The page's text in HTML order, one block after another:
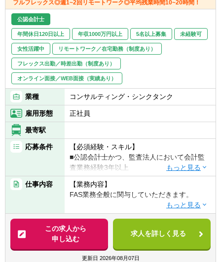
価。
■またM&A未経験者の場合は、財務DDから経
験し、その後バリュエーション、FA、PMIや
ビジネスDDなども経験してM&Aにかかる必
要業務を一気通貫に経験する機会を得られま
す。
■アソシエイト ⇒ シニアアソシエイト
⇒ アシスタントマネージャー
（チームを牽引）、専門コース（各事業部の
チームにて専門性を発揮）に分岐。シニアマ
ネージャー、ディレクター。
■事業部長 ⇒ 副部門長 ⇒ 部門長（FAS
部門のトップ）
※所属は株式会社AGSコンサルティングにな
フルフレックス◎週1~2回リモートワーク◎平均残業時間10~20時間！
公認会計士
年間休日120日以上 年収1000万円以上 5名以上募集 未経験可
女性活躍中 リモートワーク／在宅勤務（制度あり）
フレックス出勤／時差出勤（制度あり）
オンライン面接／WEB面接（実績あり）
業種 コンサルティング・シンクタンク
雇用形態 正社員
最寄駅
応募条件
【必須経験・スキル】
■公認会計士かつ、監査法人において会計監
査業務経験3年以上
【歓迎経験・スキル】
■DD業務、FA業務などのFAS業務経験
■PPAの知識を有する方
■不正調査経験（フォレンジック等）
仕事内容
【業務内容】
FAS業務全般に関与していただきます。
【具体的には】
■DD業務（財務DDが主、希望に応じて税務
DD/ビジネスDDも関与可能）
■バリュエーション業務（株式価値算定/統合
比率算定/PPA/財務モデリングなど）
この求人から
申し込む
求人を詳しく見る
更新日 2026年08月07日